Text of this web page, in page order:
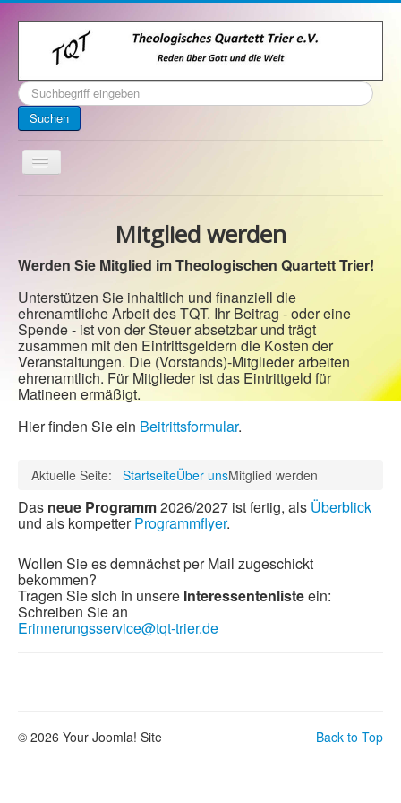
Suchen
...
Suchen
Toggle
Navigation
Kontakt
Veranstaltungen
Archiv
Impressum
Mitglied werden
Werden Sie Mitglied im Theologischen Quartett Trier!
Unterstützen Sie inhaltlich und finanziell die
ehrenamtliche Arbeit des TQT. Ihr Beitrag - oder eine
Spende - ist von der Steuer absetzbar und trägt
zusammen mit den Eintrittsgeldern die Kosten der
Veranstaltungen. Die (Vorstands)-Mitglieder arbeiten
ehrenamtlich. Für Mitglieder ist das Eintrittgeld für
Matineen ermäßigt.
Hier finden Sie ein Beitrittsformular.
Aktuelle Seite: StartseiteÜber unsMitglied werden
Das neue Programm2026/2027 ist fertig, als Überblick
und als kompetterProgrammflyer.
Wollen Sie es demnächst per Mail zugeschickt
bekommen?
Tragen Sie sich in unsere Interessentenlisteein:
Schreiben Sie an
Erinnerungsservice@tqt-trier.de
Back to Top
© 2026 Your Joomla! Site